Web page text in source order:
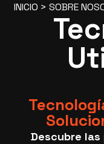
INICIO > SOBRE
Descubre